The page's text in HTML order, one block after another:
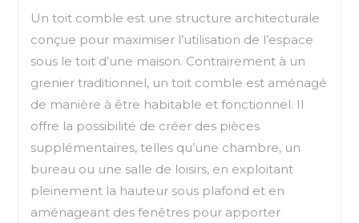
Un toit comble est une structure architecturale
conçue pour maximiser l’utilisation de l’espace
sous le toit d’une maison. Contrairement à un
grenier traditionnel, un toit comble est aménagé
de manière à être habitable et fonctionnel. Il
offre la possibilité de créer des pièces
supplémentaires, telles qu’une chambre, un
bureau ou une salle de loisirs, en exploitant
pleinement la hauteur sous plafond et en
aménageant des fenêtres pour apporter